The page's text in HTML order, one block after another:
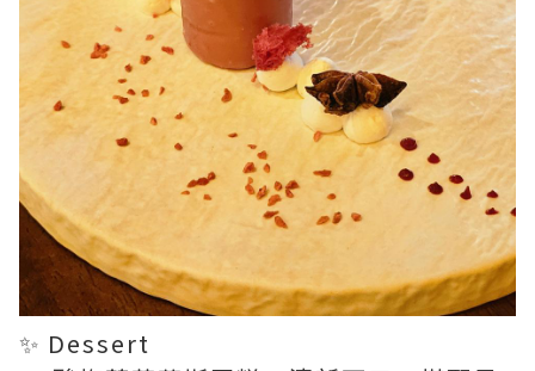
✨ Dessert